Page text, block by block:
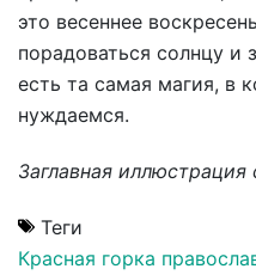
это весеннее
порадоваться солнцу и
есть та самая магия, в
нуждаемся.
Заглавная
Теги
Красная горка